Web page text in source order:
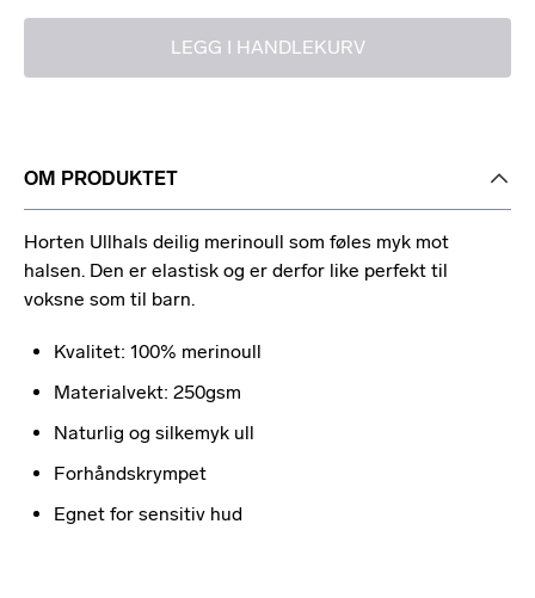
LEGG I HANDLEKURV
OM PRODUKTET
Horten Ullhals deilig merinoull som føles myk mot
halsen. Den er elastisk og er derfor like perfekt til
voksne som til barn.
Kvalitet: 100% merinoull
Materialvekt: 250gsm
Naturlig og silkemyk ull
Forhåndskrympet
Egnet for sensitiv hud